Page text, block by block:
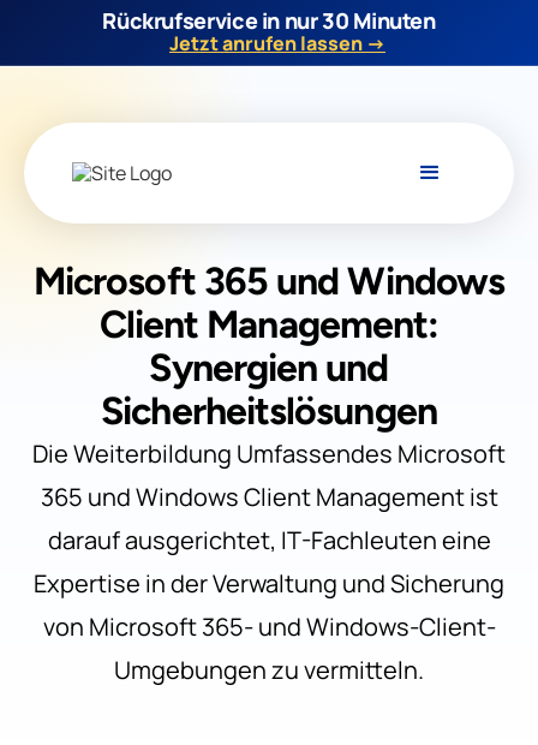
Rückrufservice in nur 30 Minuten
Jetzt anrufen lassen →
Microsoft 365 und Windows
Client Management:
Synergien und
Sicherheitslösungen
Die Weiterbildung Umfassendes Microsoft
365 und Windows Client Management ist
darauf ausgerichtet, IT-Fachleuten eine
Expertise in der Verwaltung und Sicherung
von Microsoft 365- und Windows-Client-
Umgebungen zu vermitteln.